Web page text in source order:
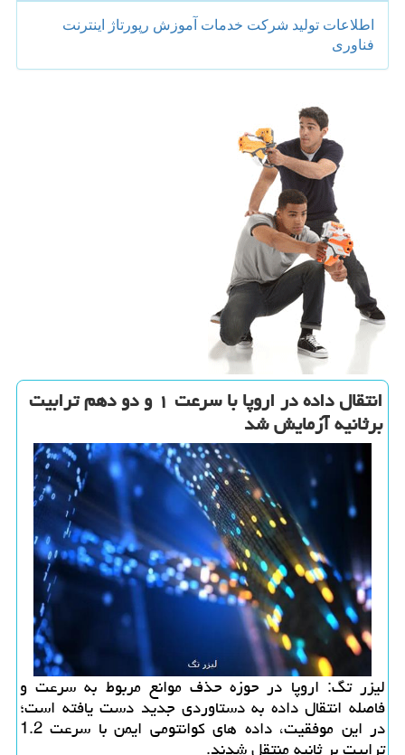
اطلاعات تولید شركت خدمات آموزش رپورتاژ
اینترنت
فناوری
انتقال داده در اروپا با سرعت ۱ و دو دهم ترابیت
برثانیه آزمایش شد
لیزر تگ: اروپا در حوزه حذف موانع مربوط به سرعت و
فاصله انتقال داده به دستاوردی جدید دست یافته است؛
در این موفقیت، داده های کوانتومی ایمن با سرعت 1.2